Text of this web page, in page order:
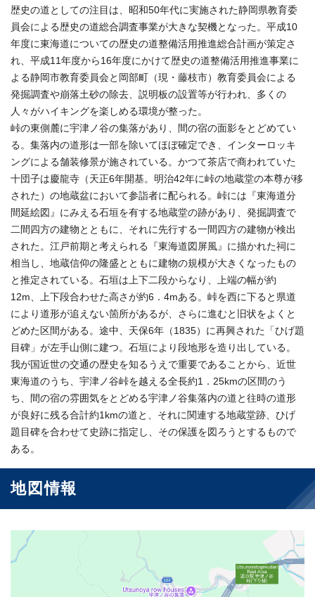
歴史の道としての注目は、昭和50年代に実施された静岡県教育委
員会による歴史の道総合調査事業が大きな契機となった。平成10
年度に東海道についての歴史の道整備活用推進総合計画が策定さ
れ、平成11年度から16年度にかけて歴史の道整備活用推進事業に
よる静岡市教育委員会と岡部町（現・藤枝市）教育委員会による
発掘調査や崩落土砂の除去、説明板の設置等が行われ、多くの
人々がハイキングを楽しめる環境が整った。
峠の東側麓に宇津ノ谷の集落があり、間の宿の面影をとどめてい
る。集落内の道形は一部を除いてほぼ確定でき、インターロッキ
ングによる舗装修景が施されている。かつて茶店で商われていた
十団子は慶龍寺（天正6年開基。明治42年に峠の地蔵堂の本尊が移
された）の地蔵盆において参詣者に配られる。峠には『東海道分
間延絵図』にみえる石垣を有する地蔵堂の跡があり、発掘調査で
二間四方の建物とともに、それに先行する一間四方の建物が検出
された。江戸前期と考えられる『東海道図屏風』に描かれた祠に
相当し、地蔵信仰の隆盛とともに建物の規模が大きくなったもの
と推定されている。石垣は上下二段からなり、上端の幅が約
12m、上下段合わせた高さが約6．4mある。峠を西に下ると県道
により道形が追えない箇所があるが、さらに進むと旧状をよくと
どめた区間がある。途中、天保6年（1835）に再興された「ひげ題
目碑」が左手山側に建つ。石垣により段地形を造り出している。
我が国近世の交通の歴史を知るうえで重要であることから、近世
東海道のうち、宇津ノ谷峠を越える全長約1．25kmの区間のう
ち、間の宿の雰囲気をとどめる宇津ノ谷集落内の道と往時の道形
が良好に残る合計約1kmの道と、それに関連する地蔵堂跡、ひげ
題目碑を合わせて史跡に指定し、その保護を図ろうとするもので
ある。
地図情報